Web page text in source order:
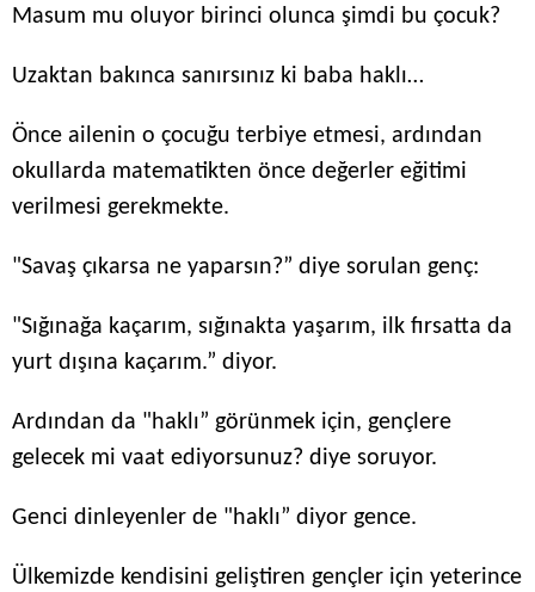
Masum mu oluyor birinci olunca şimdi bu çocuk?
Uzaktan bakınca sanırsınız ki baba haklı…
Önce ailenin o çocuğu terbiye etmesi, ardından
okullarda matematikten önce değerler eğitimi
verilmesi gerekmekte.
"Savaş çıkarsa ne yaparsın?” diye sorulan genç:
"Sığınağa kaçarım, sığınakta yaşarım, ilk fırsatta da
yurt dışına kaçarım.” diyor.
Ardından da "haklı” görünmek için, gençlere
gelecek mi vaat ediyorsunuz? diye soruyor.
Genci dinleyenler de "haklı” diyor gence.
Ülkemizde kendisini geliştiren gençler için yeterince